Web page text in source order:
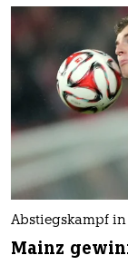
Abstiegskampf
Mainz